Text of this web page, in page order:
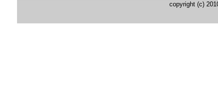
copyright (c)